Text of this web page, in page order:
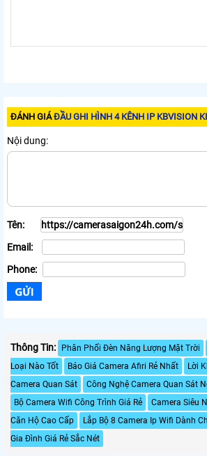
ĐÁNH GIÁĐẦU GHI HÌNH 4 KÊNH IP KBVISION
Nội dung:
Tên:
Email:
Phone:
Thông Tin: Phân Phối Đèn Năng Lượng Mặt Trời
Loại Nào Tốt
Báo Giá Camera Afiri Rẻ Nhất
Lời
Camera Quan Sát
Công Nghệ Camera Quan Sát
Bộ Camera Wifi Công Trình Giá Rẻ
Camera Siêu
Căn Hộ Cao Cấp
Lắp Bộ 8 Camera Ip Wifi Dành
Gia Đình Giá Rẻ Sắc Nét